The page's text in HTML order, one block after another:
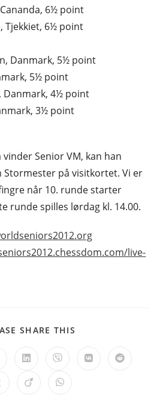
6½ point
Tjekkiet, 6½ point
Danmark, 5½ point
5½ point
Danmark, 4½ point
3½ point
vinder Senior VM, kan han
på visitkortet. Vi er
når 10. runde starter
runde spilles lørdag kl. 14.00.
live-
SHARE THIS
Opens
a
new
Opens
a
new
Opens Opens
Opens Opens